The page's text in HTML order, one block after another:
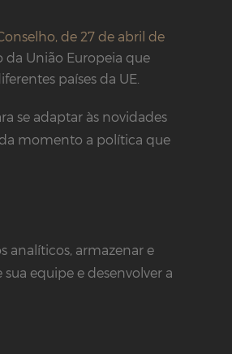
de 27 de abril de
da União Europeia que
países da UE.
se adaptar às novidades
momento a política que
analíticos, armazenar e
equipe e desenvolver a